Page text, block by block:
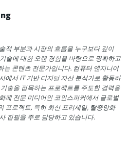
적 부분과 시장의 흐름을 누구보다 깊이
술에 대한 오랜 경험을 바탕으로 명확하고
는 콘텐츠 전문가입니다. 컴퓨터 엔지니어
에서 IT 기반 디지털 자산 분석가로 활동하
술을 접목하는 프로젝트를 주도한 경력을
페 전문 미디어인 코인스피커에서 글로벌
프로젝트, 특히 최신 프리세일, 탈중앙화
집필을 주로 담당하고 있습니다.